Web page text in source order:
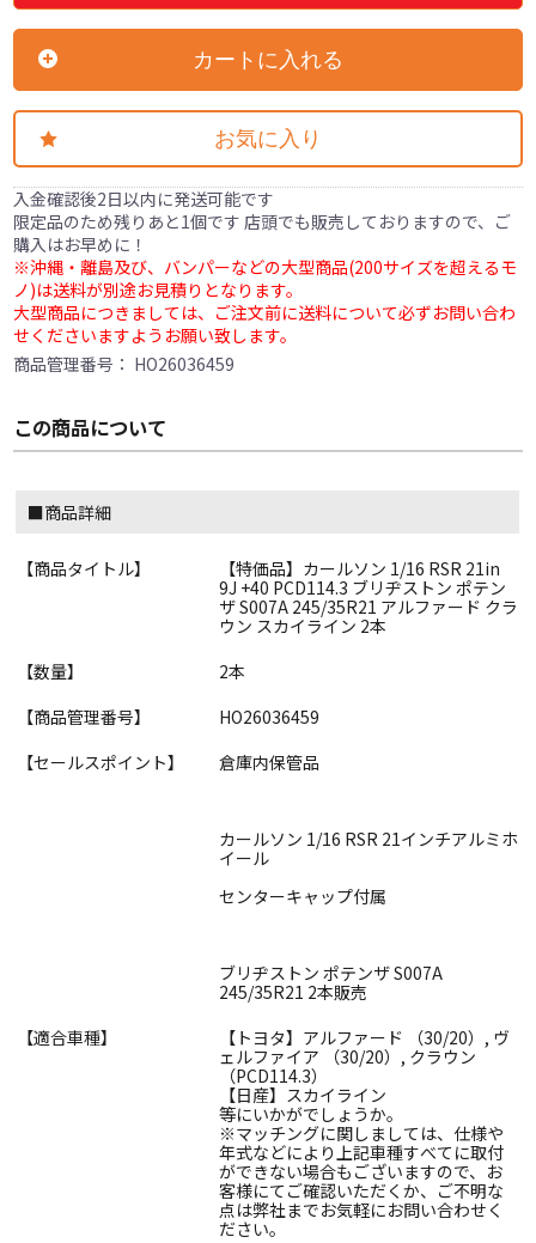
カートに入れる
お気に入り
入金確認後2日以内に発送可能です
限定品のため残りあと1個です 店頭でも販売しておりますので、ご
購入はお早めに！
※沖縄・離島及び、バンパーなどの大型商品(200サイズを超えるモ
ノ)は送料が別途お見積りとなります。
大型商品につきましては、ご注文前に送料について必ずお問い合わ
せくださいますようお願い致します。
商品管理番号： HO26036459
この商品について
■商品詳細
【商品タイトル】
【特価品】カールソン 1/16 RSR 21in
9J +40 PCD114.3 ブリヂストン ポテン
ザ S007A 245/35R21 アルファード クラ
ウン スカイライン 2本
【数量】
2本
【商品管理番号】
HO26036459
【セールスポイント】
倉庫内保管品
カールソン 1/16 RSR 21インチアルミホ
イール
センターキャップ付属
ブリヂストン ポテンザ S007A
245/35R21 2本販売
【適合車種】
【トヨタ】アルファード （30/20）, ヴ
ェルファイア （30/20）, クラウン
（PCD114.3）
【日産】スカイライン
等にいかがでしょうか。
※マッチングに関しましては、仕様や
年式などにより上記車種すべてに取付
ができない場合もございますので、お
客様にてご確認いただくか、ご不明な
点は弊社までお気軽にお問い合わせく
ださい。